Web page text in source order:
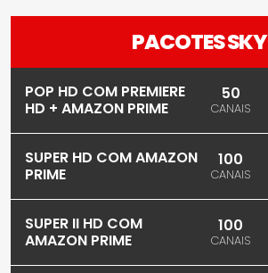
PACOTES SKY
POP HD COM PREMIERE
HD + AMAZON PRIME
50
CANAIS
SUPER HD COM AMAZON
PRIME
100
CANAIS
SUPER II HD COM
AMAZON PRIME
100
CANAIS